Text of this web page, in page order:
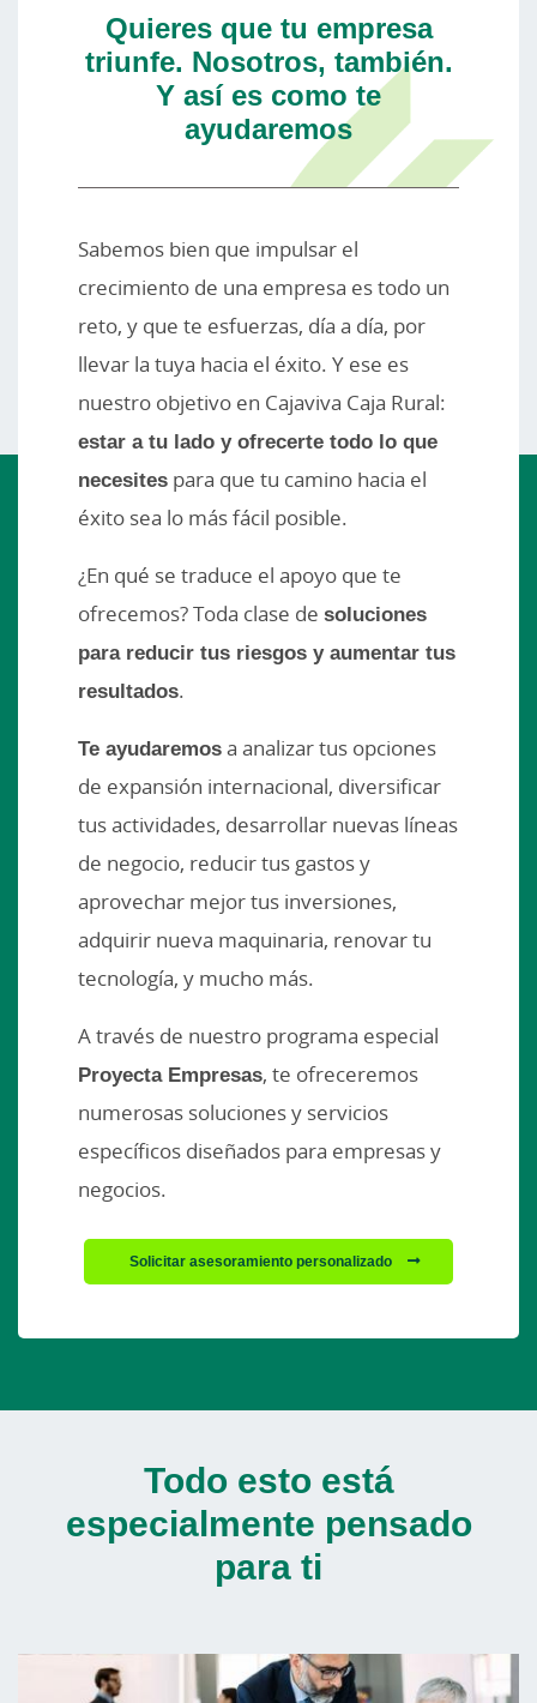
Quieres que tu empresa
triunfe. Nosotros, también.
Y así es como te
ayudaremos
Sabemos bien que impulsar el
crecimiento de una empresa es todo un
reto, y que te esfuerzas, día a día, por
llevar la tuya hacia el éxito. Y ese es
nuestro objetivo en Cajaviva Caja Rural:
estar a tu lado y ofrecerte todo lo que
necesites para que tu camino hacia el
éxito sea lo más fácil posible.
¿En qué se traduce el apoyo que te
ofrecemos? Toda clase de soluciones
para reducir tus riesgos y aumentar tus
resultados.
Te ayudaremosa analizar tus opciones
de expansión internacional, diversificar
tus actividades, desarrollar nuevas líneas
de negocio, reducir tus gastos y
aprovechar mejor tus inversiones,
adquirir nueva maquinaria, renovar tu
tecnología, y mucho más.
A través de nuestro programa especial
Proyecta Empresas, te ofreceremos
numerosas soluciones y servicios
específicos diseñados para empresas y
negocios.
Solicitar asesoramiento personalizado
Todo esto está
especialmente pensado
para ti